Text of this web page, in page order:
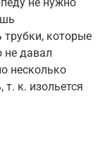
которые
не давал
несколько
к. изольется